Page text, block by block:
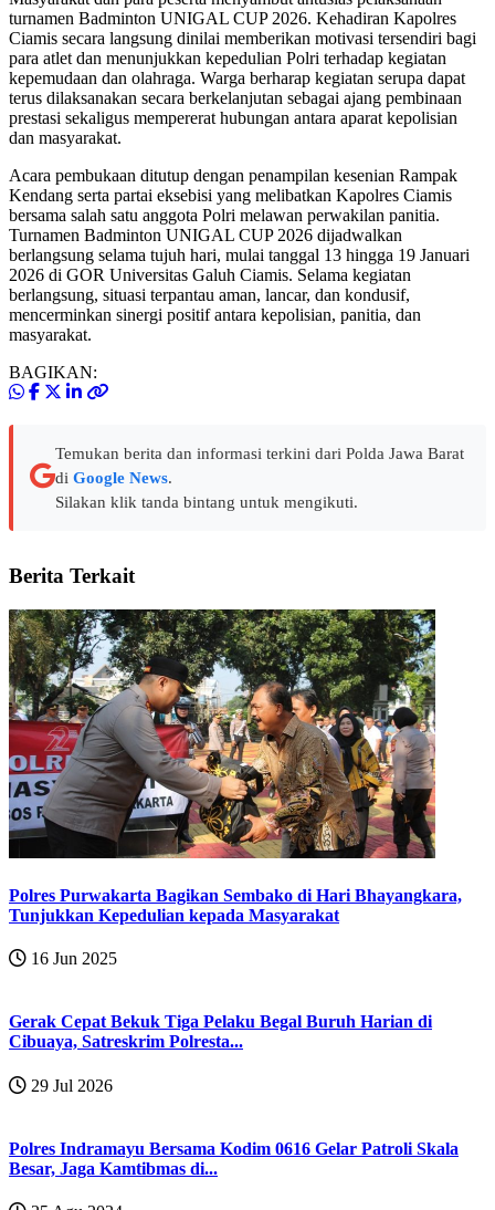
turnamen Badminton UNIGAL CUP 2026. Kehadiran Kapolres
Ciamis secara langsung dinilai memberikan motivasi tersendiri bagi
para atlet dan menunjukkan kepedulian Polri terhadap kegiatan
kepemudaan dan olahraga. Warga berharap kegiatan serupa dapat
terus dilaksanakan secara berkelanjutan sebagai ajang pembinaan
prestasi sekaligus mempererat hubungan antara aparat kepolisian
dan masyarakat.
Acara pembukaan ditutup dengan penampilan kesenian Rampak
Kendang serta partai eksebisi yang melibatkan Kapolres Ciamis
bersama salah satu anggota Polri melawan perwakilan panitia.
Turnamen Badminton UNIGAL CUP 2026 dijadwalkan
berlangsung selama tujuh hari, mulai tanggal 13 hingga 19 Januari
2026 di GOR Universitas Galuh Ciamis. Selama kegiatan
berlangsung, situasi terpantau aman, lancar, dan kondusif,
mencerminkan sinergi positif antara kepolisian, panitia, dan
masyarakat.
BAGIKAN:
Temukan berita dan informasi terkini dari Polda Jawa Barat
di Google News.
Silakan klik tanda bintang untuk mengikuti.
Berita Terkait
Polres Purwakarta Bagikan Sembako di Hari Bhayangkara,
Tunjukkan Kepedulian kepada Masyarakat
16 Jun 2025
Gerak Cepat Bekuk Tiga Pelaku Begal Buruh Harian di
Cibuaya, Satreskrim Polresta...
29 Jul 2026
Polres Indramayu Bersama Kodim 0616 Gelar Patroli Skala
Besar, Jaga Kamtibmas di...